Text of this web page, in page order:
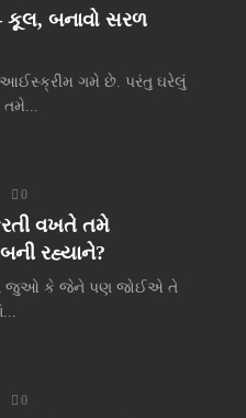
કૂલ, બનાવો સરળ
આઈસ્ક્રીમ ગમે છે. પરંતુ ઘરેલું
0
વખતે તમે
રહ્યાને?
જુઓ કે જેને પણ જોઈએ તે
0